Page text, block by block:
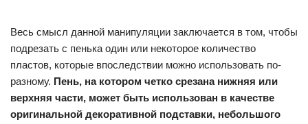
Весь смысл данной манипуляции заключается в том, чтобы
подрезать с пенька один или некоторое количество
пластов, которые впоследствии можно использовать по-
разному. Пень, на котором четко срезана нижняя или
верхняя части, может быть использован в качестве
оригинальной декоративной подставки, небольшого